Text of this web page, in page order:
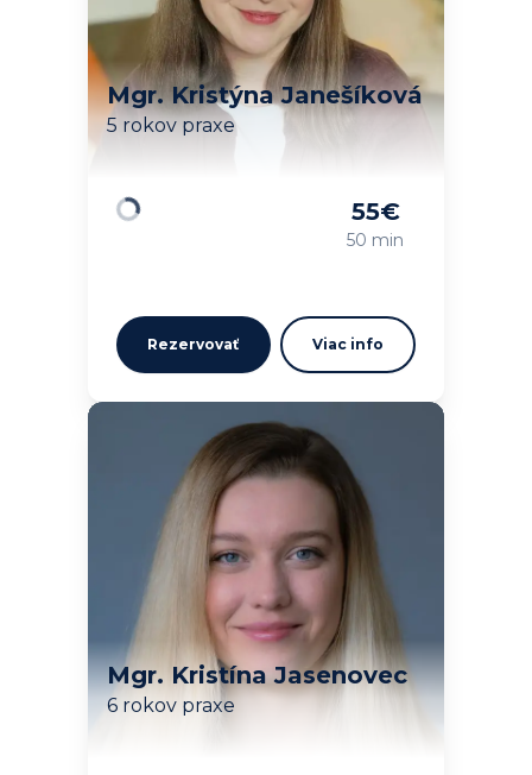
Mgr. Kristýna Janešíková
5 rokov praxe
55€
50 min
Rezervovať Viac info
Mgr. Kristína Jasenovec
6 rokov praxe